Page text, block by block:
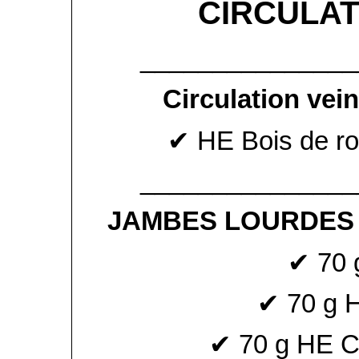
Circulation
✔ HE Bois de
JAMBES
✔ 70
✔ 70 g
✔ 70 g HE